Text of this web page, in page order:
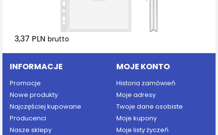
3,37 PLN brutto
INFORMACJE
Promocje
Nowe produkty
Najczęściej kupowane
Producenci
Nasze sklepy
MOJE KONTO
Historia zamówień
Moje adresy
Twoje dane osobiste
Moje kupony
Moje listy życzeń